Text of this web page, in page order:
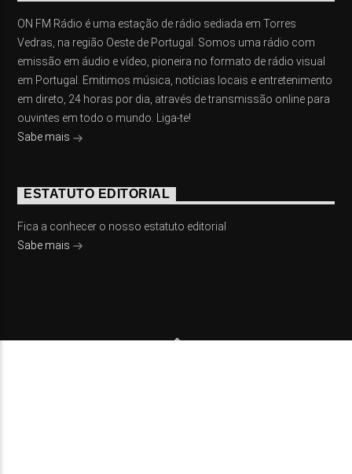
ON FM Rádio é uma estação de rádio sediada em Torres
Vedras, na região Oeste de Portugal. Somos uma rádio com
emissão em áudio e vídeo, pioneira no formato de rádio visual
em Portugal. Emitimos música, notícias locais e entretenimento
em direto, 24 horas por dia, através de transmissão online para
ouvintes em todo o mundo. Liga-te!
Sabe mais
ESTATUTO EDITORIAL
Fica a conhecer o nosso estatuto editorial
Sabe mais